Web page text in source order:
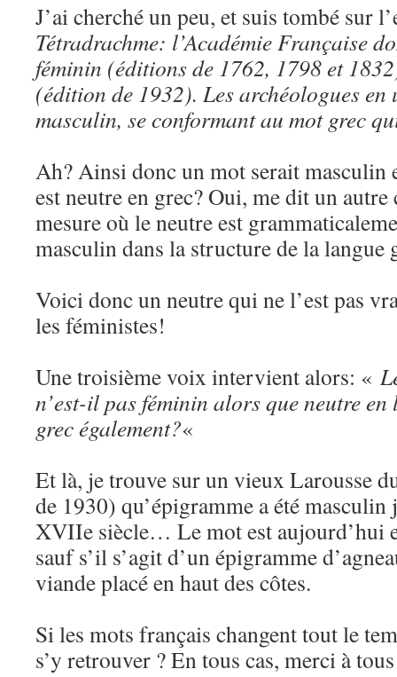
J’ai cherché un peu, et suis tombé sur
Tétradrachme: l’Académie Française
féminin (éditions de 1762, 1798 et
(édition de 1932). Les archéologues
masculin, se conformant au mot grec
Ah? Ainsi donc un mot serait masculin
est neutre en grec? Oui, me dit un
mesure où le neutre est
masculin dans la structure de la langue
Voici donc un neutre qui ne l’est pas
les féministes!
Une troisième voix intervient alors: «
n’est-il pas féminin alors que neutre
grec également?«
Et là, je trouve sur un vieux Larousse
de 1930) qu’épigramme a été
XVIIe siècle… Le mot est aujourd’hui
sauf s’il s’agit d’un épigramme
viande placé en haut des côtes.
Si les mots français changent tout le
s’y retrouver ? En tous cas, merci à